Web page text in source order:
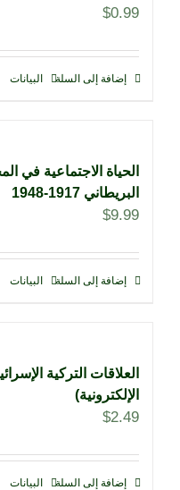
$0.99
إضافة إلى السلة البيانات
الحياة الاجتماعية في
البريطاني 1917-1948
$9.99
إضافة إلى السلة البيانات
الإلكترونية)
$2.49
إضافة إلى السلة البيانات